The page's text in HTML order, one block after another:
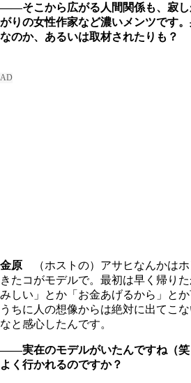
――そこから広がる人間関係も、寂し
がりの女性作家など濃いメンツです
なのか、あるいは取材されたりも？
金原 （ホストの）アサヒなんかは
きたコがモデルで。最初は早く帰り
みしい」とか「お金あげるから」と
うちに人の想像からは絶対に出てこ
なと感心したんです。
――実在のモデルがいたんですね（笑
よく行かれるのですか？